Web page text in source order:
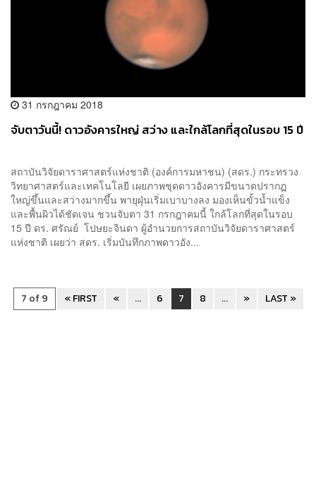
31 กรกฎาคม 2018
จับตาวันนี้! ดาวอังคารใหญ่ สว่าง และใกล้โลกที่สุดในรอบ 15 ปี
สถาบันวิจัยดาราศาสตร์แห่งชาติ (องค์การมหาชน) (สดร.) กระทรวง
วิทยาศาสตร์และเทคโนโลยี เผยภาพชุดดาวอังคารมีขนาดปรากฏ
ใหญ่ขึ้นและสว่างมากขึ้น พายุฝุ่นเริ่มเบาบางลง มองเห็นขั้วน้ำแข็ง
และพื้นผิวได้ชัดเจน ชวนจับตา 31 กรกฎาคมนี้ ใกล้โลกที่สุดในรอบ
15 ปี ดร. ศรัณย์ โปษยะจินดา ผู้อำนวยการสถาบันวิจัยดาราศาสตร์
แห่งชาติ เผยว่า สดร. เริ่มบันทึกภาพดาวอัง...
7 of 9 « FIRST « ... 6 7 8 ... » LAST »